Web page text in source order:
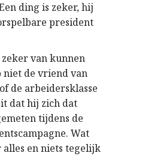
ding is zeker, hij
president
van kunnen
niet de vriend van
de arbeidersklasse
dat hij zich dat
tijdens de
Wat
en niets tegelijk